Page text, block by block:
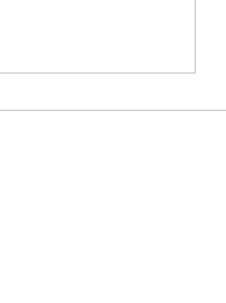
BLUESKY
AUF
UNS BEI
SIE UNSER
VIDEO-